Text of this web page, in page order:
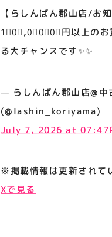
のアイテム
【らしんばん郡山店/お
1⃣0⃣,0⃣0⃣0⃣円以上のお
る大チャンスです✨✨
— らしんばん郡山店@
(@lashin_koriyama)
July 7, 2026 at
※掲載情報は更新されて
Xで見る